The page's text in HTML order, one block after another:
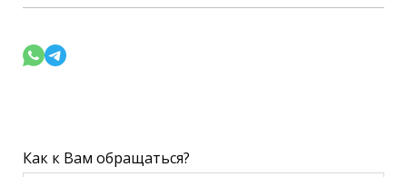
Как к Вам обращаться?